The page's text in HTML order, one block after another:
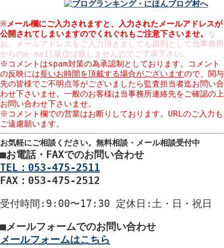
※メール欄にご入力されますと、入力された メールアドレスが
公開 されてしまいますのでくれぐれもご注意下さいませ。 な
お、メールアドレスをご入力頂きましても原則として当事務所
からのe-mail返信は致しませんのでご了承下さい。
※コメントはspam対策の為承認制としております。コメント
の反映には長いお時間を頂戴する場合がございますので、関与
先の皆様でご不明点等がございましたら監査担当者迄お問い合
わせ下さいませ。一般のお客様は当事務所連絡先をご確認の上
お問い合わせ下さいませ。
※コメント欄での営業はお断りしております。URLのご入力も
ご遠慮願います。
お気軽にご相談ください。 無料相談・メール相談受付中
■お電話・FAXでのお問い合わせ
TEL：053-475-2511
FAX：053-475-2512
受付時間 :9:00〜17:30 定休日 :土・日・祝日
■メールフォームでのお問い合わせ
メールフォームはこちら